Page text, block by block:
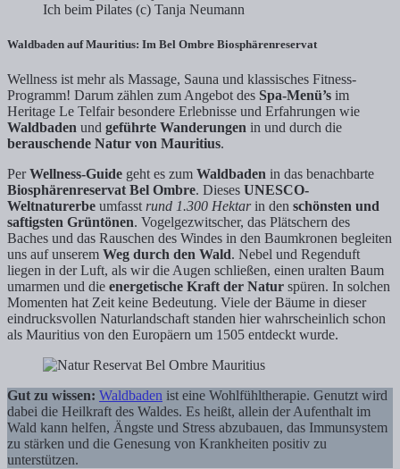
Ich beim Pilates (c) Tanja Neumann
Waldbaden auf Mauritius: Im Bel Ombre Biosphärenreservat
Wellness ist mehr als Massage, Sauna und klassisches Fitness-
Programm! Darum zählen zum Angebot des Spa-Menü’s im
Heritage Le Telfair besondere Erlebnisse und Erfahrungen wie
Waldbaden und geführte Wanderungen in und durch die
berauschende Natur von Mauritius.
PerWellness-Guide geht es zum Waldbaden in das benachbarte
Biosphärenreservat Bel Ombre. Dieses UNESCO-
Weltnaturerbe umfasst rund 1.300 Hektarin den schönsten und
saftigsten Grüntönen. Vogelgezwitscher, das Plätschern des
Baches und das Rauschen des Windes in den Baumkronen begleiten
uns auf unserem Weg durch den Wald. Nebel und Regenduft
liegen in der Luft, als wir die Augen schließen, einen uralten Baum
umarmen und die energetische Kraft der Natur spüren. In solchen
Momenten hat Zeit keine Bedeutung. Viele der Bäume in dieser
eindrucksvollen Naturlandschaft standen hier wahrscheinlich schon
als Mauritius von den Europäern um 1505 entdeckt wurde.
Gut zu wissen: Waldbaden ist eine Wohlfühltherapie. Genutzt wird
dabei die Heilkraft des Waldes. Es heißt, allein der Aufenthalt im
Wald kann helfen, Ängste und Stress abzubauen, das Immunsystem
zu stärken und die Genesung von Krankheiten positiv zu
unterstützen.